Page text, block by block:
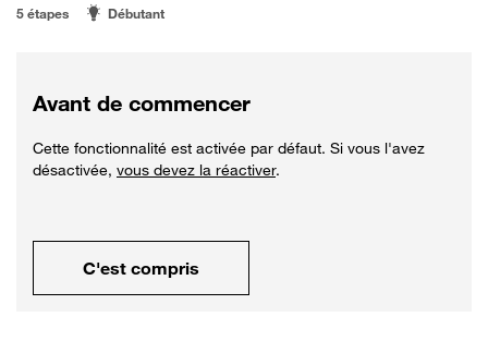
5 étapes Débutant
Avant de commencer
Cette fonctionnalité est activée par défaut. Si vous l'avez
désactivée, vous devez la réactiver.
C'est compris